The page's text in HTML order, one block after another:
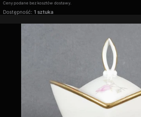
Ceny podane bez kosztów dostawy.
Dostępność: 1 sztuka